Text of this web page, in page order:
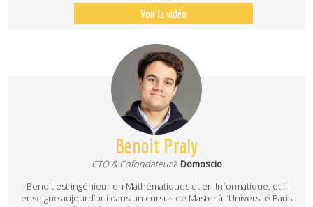
Voir la vidéo
Benoit Praly
CTO & Cofondateurà Domoscio
Benoit est ingénieur en Mathématiques et en Informatique, et il
enseigne aujourd’hui dans un cursus de Master à l’Université Paris